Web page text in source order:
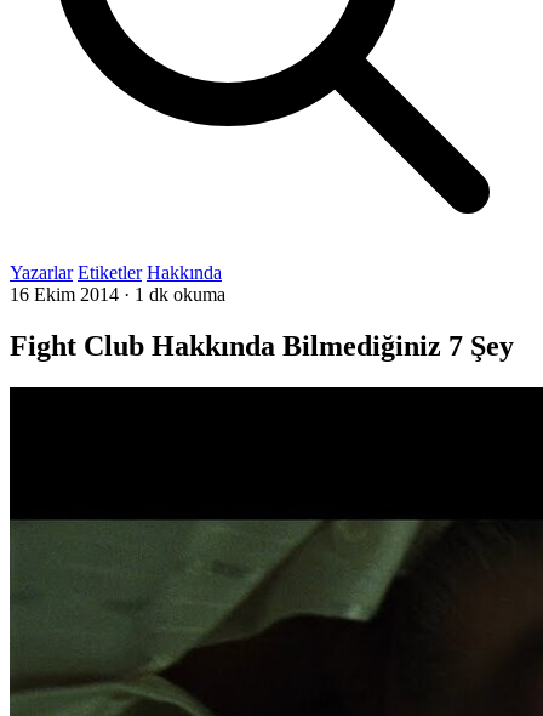
Yazarlar Etiketler Hakkında
16 Ekim 2014 · 1 dk okuma
Fight Club Hakkında Bilmediğiniz 7 Şey